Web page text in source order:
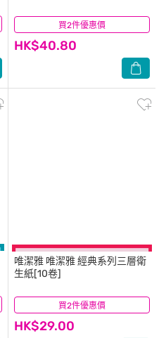
買2件優惠價
HK$40.80
(21)
買2件優惠價
唯潔雅 唯潔雅 經典系列三層衛
生紙[10卷]
HK$29.00
(84)